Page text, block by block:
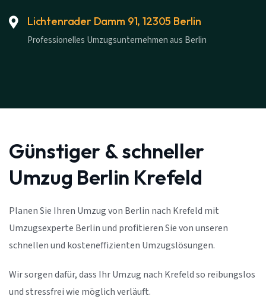
Lichtenrader Damm 91, 12305 Berlin
Professionelles Umzugsunternehmen aus Berlin
Günstiger & schneller
Umzug Berlin Krefeld
Planen Sie Ihren Umzug von Berlin nach Krefeld mit
Umzugsexperte Berlin und profitieren Sie von unseren
schnellen und kosteneffizienten Umzugslösungen.
Wir sorgen dafür, dass Ihr Umzug nach Krefeld so reibungslos
und stressfrei wie möglich verläuft.